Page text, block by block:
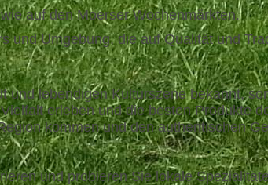
auf den Moerser Wochenmärkten.
und Umgebung, die auf Qualität und
und lebendigen Kulturszene bekannt,
erleben und die besten Produkte
kommen und den authentischen
und probieren Sie lokale